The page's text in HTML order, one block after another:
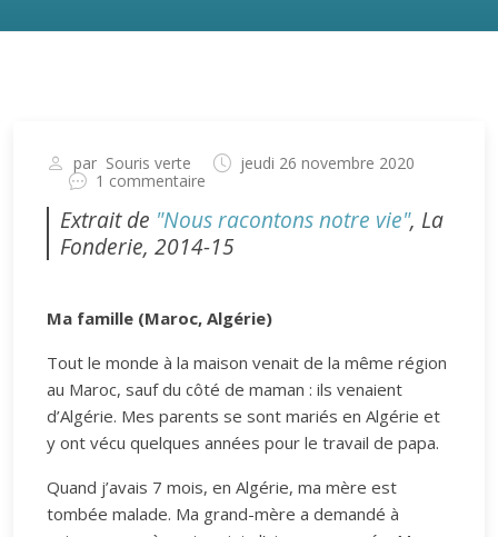
par Souris verte
jeudi 26 novembre 2020
1 commentaire
Extrait de "Nous racontons notre vie", La
Fonderie, 2014-15
Ma famille (Maroc, Algérie)
Tout le monde à la maison venait de la même région
au Maroc, sauf du côté de maman : ils venaient
d’Algérie. Mes parents se sont mariés en Algérie et
y ont vécu quelques années pour le travail de papa.
Quand j’avais 7 mois, en Algérie, ma mère est
tombée malade. Ma grand-mère a demandé à